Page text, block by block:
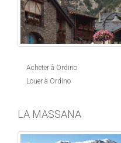
Acheter à Ordino
Louer à Ordino
LA MASSANA